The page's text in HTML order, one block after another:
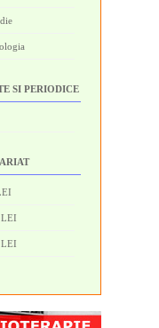
SI PERIODICE